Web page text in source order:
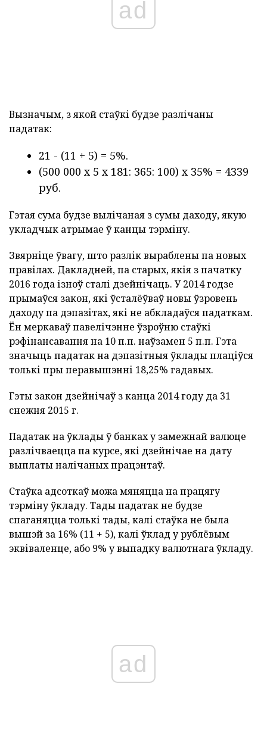
ad
Вызначым, з якой стаўкі будзе разлічаны
падатак:
21 - (11 + 5) = 5%.
(500 000 х 5 х 181: 365: 100) х 35% = 4339
руб.
Гэтая сума будзе вылічаная з сумы даходу, якую
укладчык атрымае ў канцы тэрміну.
Звярніце ўвагу, што разлік выраблены па новых
правілах. Дакладней, па старых, якія з пачатку
2016 года ізноў сталі дзейнічаць. У 2014 годзе
прымаўся закон, які ўсталёўваў новы ўзровень
даходу па дэпазітах, які не абкладаўся падаткам.
Ён меркаваў павелічэнне ўзроўню стаўкі
рэфінансавання на 10 п.п. наўзамен 5 п.п. Гэта
значыць падатак на дэпазітныя ўклады плаціўся
толькі пры перавышэнні 18,25% гадавых.
Гэты закон дзейнічаў з канца 2014 году да 31
снежня 2015 г.
Падатак на ўклады ў банках у замежнай валюце
разлічваецца па курсе, які дзейнічае на дату
выплаты налічаных працэнтаў.
Стаўка адсоткаў можа мяняцца на працягу
тэрміну ўкладу. Тады падатак не будзе
спаганяцца толькі тады, калі стаўка не была
вышэй за 16% (11 + 5), калі ўклад у рублёвым
эквіваленце, або 9% у выпадку валютнага ўкладу.
ad